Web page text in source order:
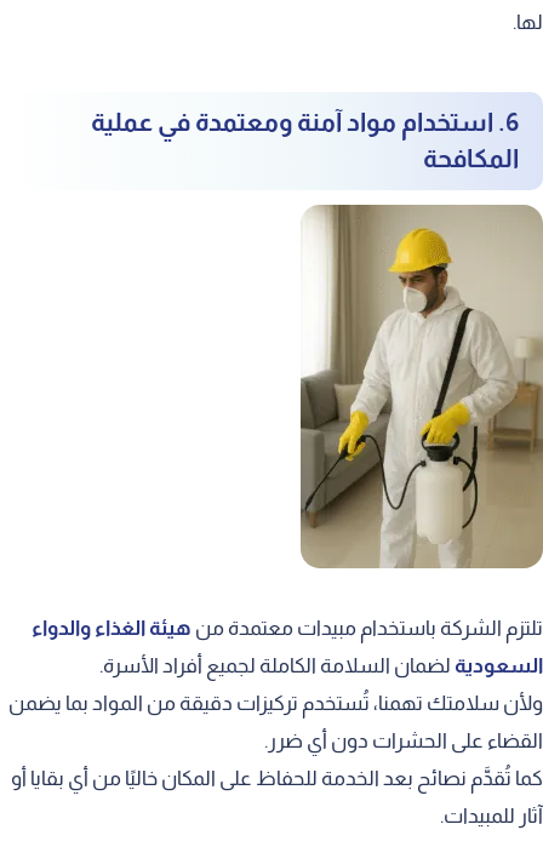
لها.
6. استخدام مواد آمنة ومعتمدة في عملية
المكافحة
تلتزم الشركة باستخدام مبيدات معتمدة من هيئة الغذاء والدواء
السعودية لضمان السلامة الكاملة لجميع أفراد الأسرة.
ولأن سلامتك تهمنا، تُستخدم تركيزات دقيقة من المواد بما يضمن
القضاء على الحشرات دون أي ضرر.
كما تُقدَّم نصائح بعد الخدمة للحفاظ على المكان خاليًا من أي بقايا أو
آثار للمبيدات.